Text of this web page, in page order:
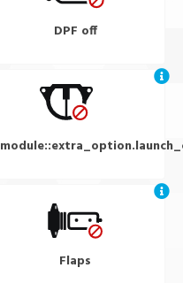
DPF off
Flaps